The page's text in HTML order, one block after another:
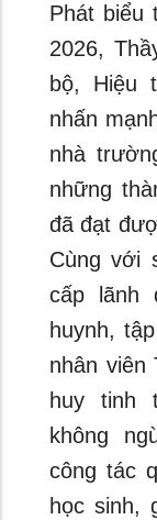
Phát biểu
2026,
bộ, Hiệu
nhấn
nhà
những
đã đạt
Cùng với
cấp lãnh
huynh,
nhân viên
huy tinh
không
công tác
học sinh,